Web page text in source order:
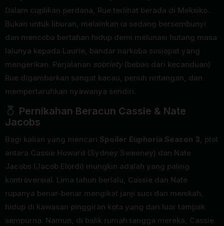
Dalam cuplikan perdana, Rue terlihat berada di Meksiko.
Bukan untuk liburan, melainkan ia sedang bersembunyi
dan mencoba bertahan hidup demi melunasi hutang masa
lalunya kepada Laurie, bandar narkoba sosiopat yang
mengerikan. Perjalanan sobriety(bebas dari kecanduan)
Rue digambarkan sangat kacau, penuh rintangan, dan
mempertaruhkan nyawanya sendiri.
Pernikahan Beracun Cassie & Nate
Jacobs
Bagi kalian yang mencari Spoiler Euphoria Season 3, plot
antara Cassie Howard (Sydney Sweeney) dan Nate
Jacobs (Jacob Elordi) mungkin adalah yang paling
kontroversial. Lima tahun berlalu, Cassie dan Nate
rupanya benar-benar mengikat janji suci dan menikah,
hidup di kawasan pinggiran kota yang dari luar tampak
sempurna. Namun, di balik rumah tangga mereka, Cassie